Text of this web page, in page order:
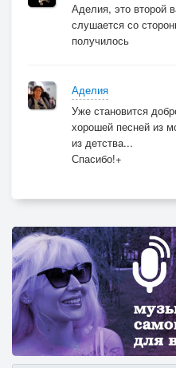
Аделия, это второй
слушается со
получилось
Аделия
Уже становится
хорошей песней из
из детства...
Спасибо!+